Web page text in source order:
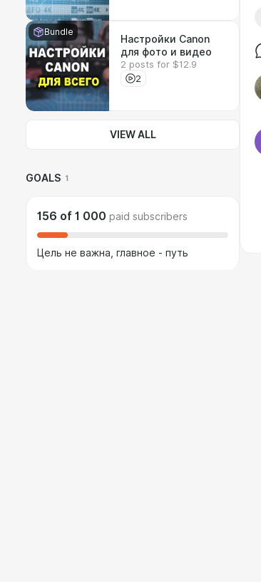
Bundle
Настройки Canon
для фото и видео
2 posts for $12.9
2
VIEW ALL
GOALS 1
156 of 1 000 paid subscribers
Цель не важна, главное - путь